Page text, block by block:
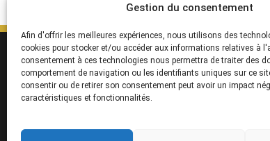
Gestion du consentement
Afin d'offrir les meilleures expériences, nous utilisons des
cookies pour stocker et/ou accéder aux informations relatives à
consentement à ces technologies nous permettra de traiter des
comportement de navigation ou les identifiants uniques sur ce
consentir ou de retirer son consentement peut avoir un impact
caractéristiques et fonctionnalités.
SERVICES
Destinations
Croisières